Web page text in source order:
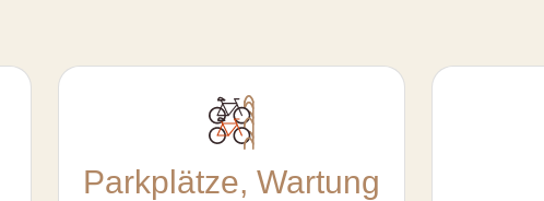
Parkplätze, Wartung